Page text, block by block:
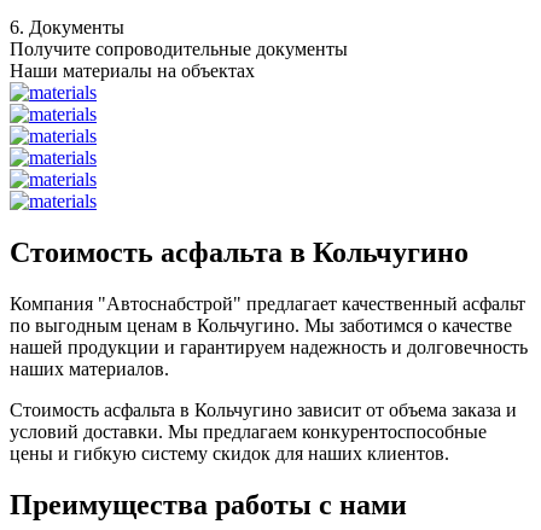
6. Документы
Получите сопроводительные документы
Наши материалы на объектах
Стоимость асфальта в Кольчугино
Компания "Автоснабстрой" предлагает качественный асфальт
по выгодным ценам в Кольчугино. Мы заботимся о качестве
нашей продукции и гарантируем надежность и долговечность
наших материалов.
Стоимость асфальта в Кольчугино зависит от объема заказа и
условий доставки. Мы предлагаем конкурентоспособные
цены и гибкую систему скидок для наших клиентов.
Преимущества работы с нами